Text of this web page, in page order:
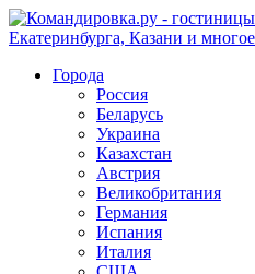
Города
Россия
Беларусь
Украина
Казахстан
Австрия
Великобритания
Германия
Испания
Италия